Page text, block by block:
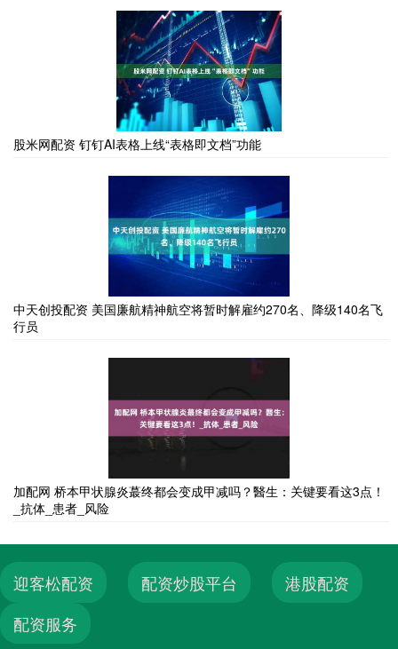
股米网配资 钉钉AI表格上线“表格即文档”功能
中天创投配资 美国廉航精神航空将暂时解雇约270名、降级140名飞
行员
加配网 桥本甲状腺炎蕞终都会变成甲减吗？醫生：关键要看这3点！
_抗体_患者_风险
迎客松配资 配资炒股平台
港股配资
配资服务